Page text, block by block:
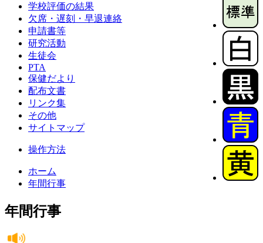
学校評価の結果
欠席・遅刻・早退連絡
申請書等
研究活動
生徒会
PTA
保健だより
配布文書
リンク集
その他
サイトマップ
操作方法
ホーム
年間行事
年間行事